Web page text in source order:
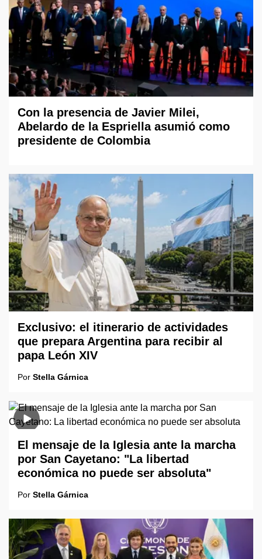
Con la presencia de Javier Milei,
Abelardo de la Espriella asumió como
presidente de Colombia
Exclusivo: el itinerario de actividades
que prepara Argentina para recibir al
papa León XIV
Por Stella Gárnica
El mensaje de la Iglesia ante la marcha
por San Cayetano: "La libertad
económica no puede ser absoluta"
Por Stella Gárnica